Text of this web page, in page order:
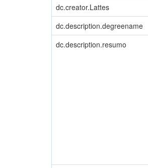
dc.creator.Lattes
dc.description.degreename
dc.description.resumo